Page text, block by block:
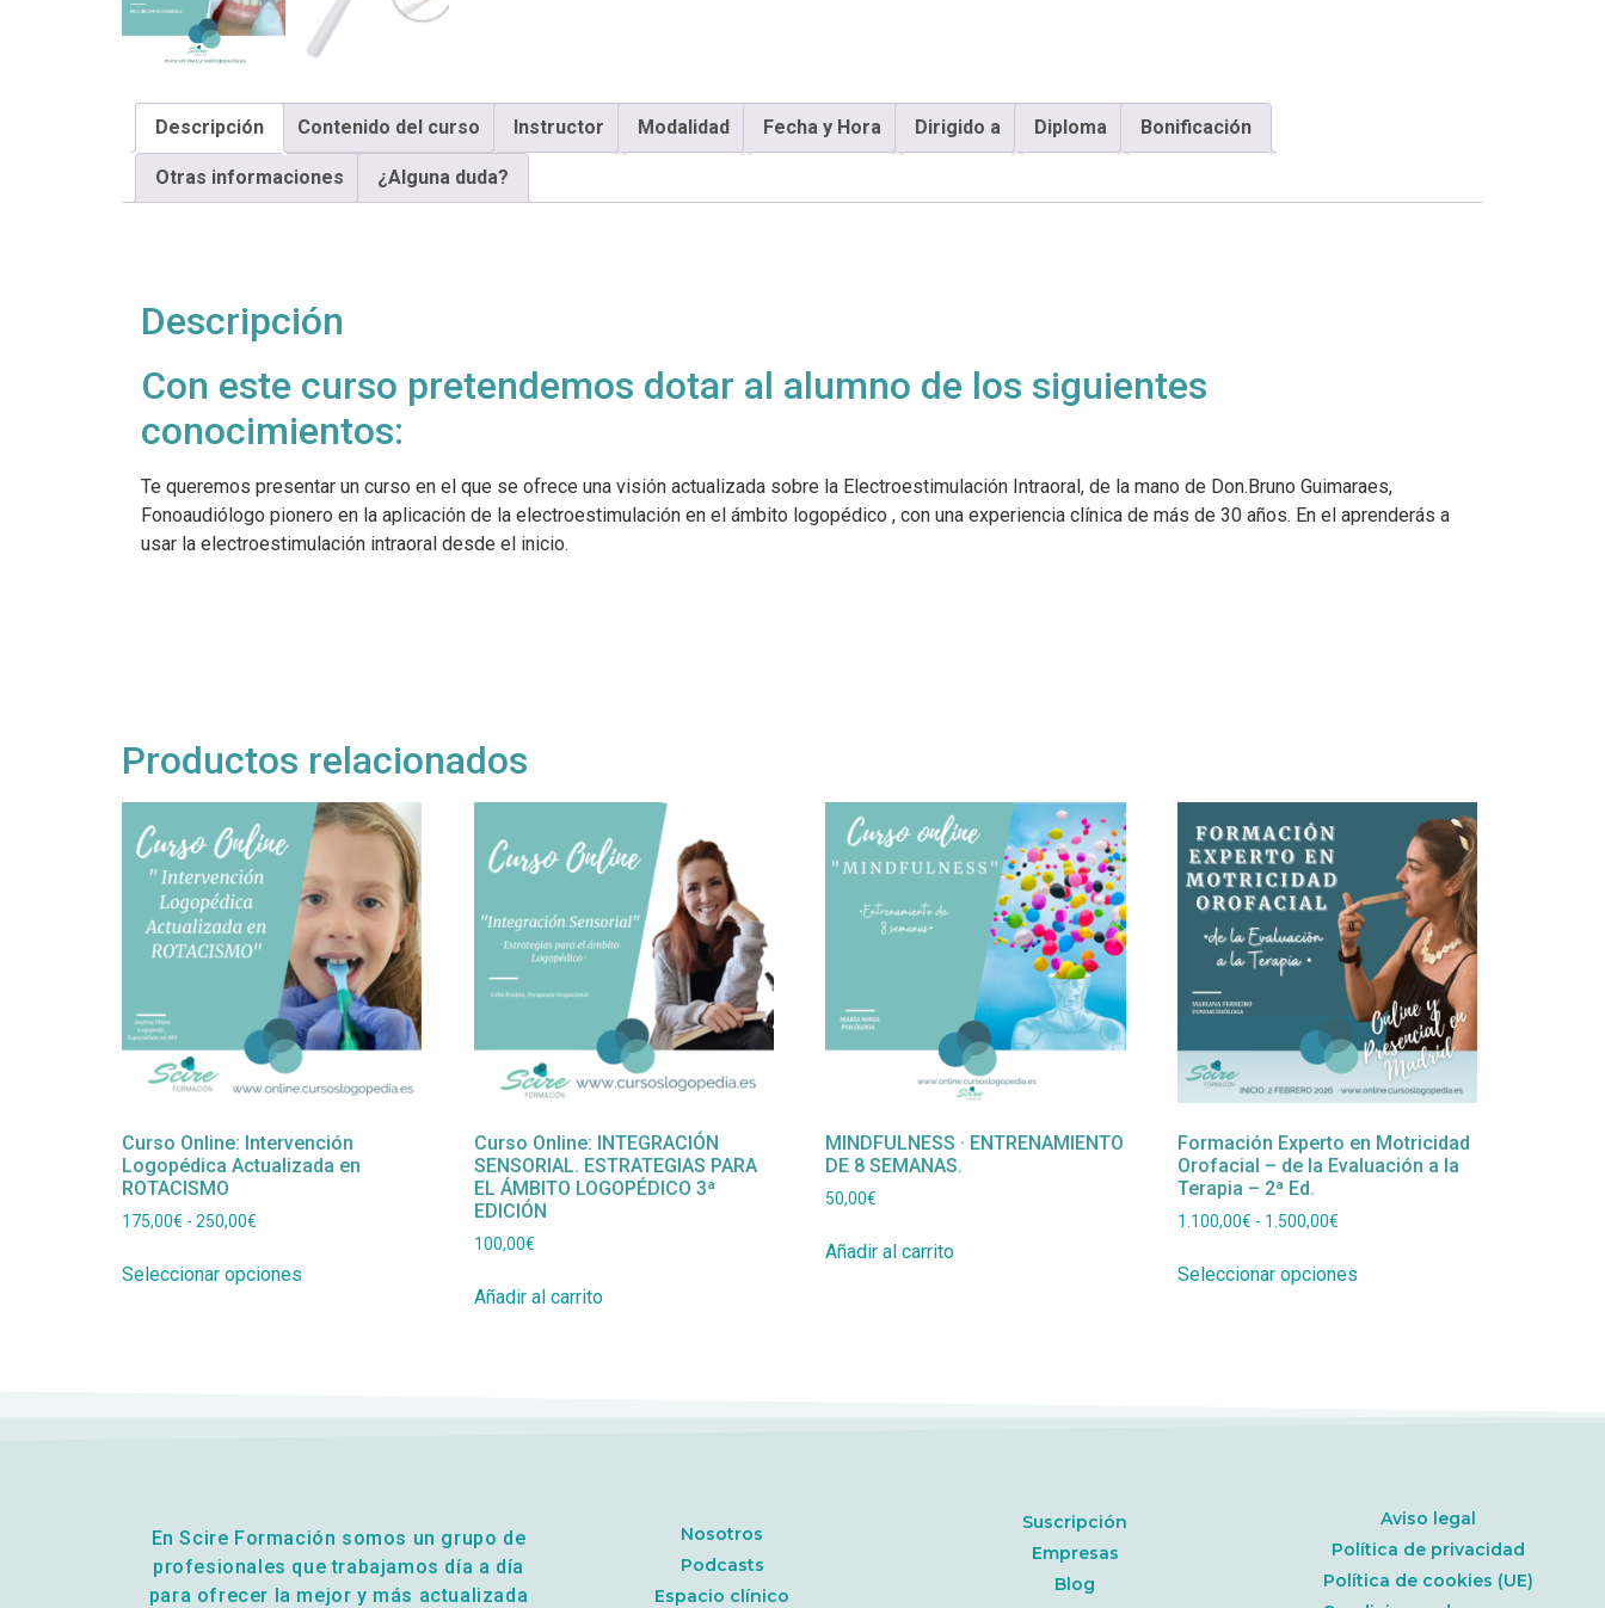
Descripción Contenido del curso Instructor Modalidad Fecha y Hora Dirigido a Diploma Bonificación
Otras informaciones ¿Alguna duda?
Descripción
Con este curso pretendemos dotar al alumno de los siguientes
conocimientos:
Te queremos presentar un curso en el que se ofrece una visión actualizada sobre la Electroestimulación Intraoral, de la mano de Don.Bruno Guimaraes,
Fonoaudiólogo pionero en la aplicación de la electroestimulación en el ámbito logopédico , con una experiencia clínica de más de 30 años. En el aprenderás a
usar la electroestimulación intraoral desde el inicio.
Productos relacionados
Curso Online: Intervención
Logopédica Actualizada en
ROTACISMO
175,00€ - 250,00€
Seleccionar opciones
Curso Online: INTEGRACIÓN
SENSORIAL. ESTRATEGIAS PARA
EL ÁMBITO LOGOPÉDICO 3ª
EDICIÓN
100,00€
Añadir al carrito
MINDFULNESS · ENTRENAMIENTO
DE 8 SEMANAS.
50,00€
Añadir al carrito
Formación Experto en Motricidad
Orofacial – de la Evaluación a la
Terapia – 2ª Ed.
1.100,00€ - 1.500,00€
Seleccionar opciones
En Scire Formación somos un grupo de
profesionales que trabajamos día a día
para ofrecer la mejor y más actualizada
Nosotros
Podcasts
Espacio clínico
Suscripción
Empresas
Blog
Aviso legal
Política de privacidad
Política de cookies (UE)